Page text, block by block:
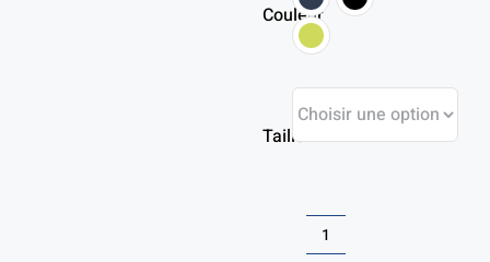
Couleur
Taille
quantité